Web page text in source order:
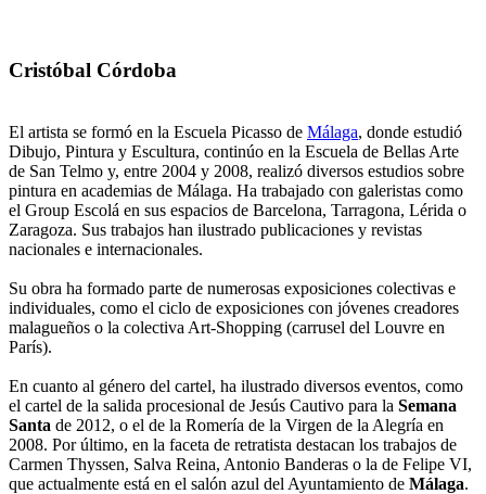
Cristóbal Córdoba
El artista se formó en la Escuela Picasso de Málaga, donde estudió
Dibujo, Pintura y Escultura, continúo en la Escuela de Bellas Arte
de San Telmo y, entre 2004 y 2008, realizó diversos estudios sobre
pintura en academias de Málaga. Ha trabajado con galeristas como
el Group Escolá en sus espacios de Barcelona, Tarragona, Lérida o
Zaragoza. Sus trabajos han ilustrado publicaciones y revistas
nacionales e internacionales.
Su obra ha formado parte de numerosas exposiciones colectivas e
individuales, como el ciclo de exposiciones con jóvenes creadores
malagueños o la colectiva Art-Shopping (carrusel del Louvre en
París).
En cuanto al género del cartel, ha ilustrado diversos eventos, como
el cartel de la salida procesional de Jesús Cautivo para la Semana
Santa de 2012, o el de la Romería de la Virgen de la Alegría en
2008. Por último, en la faceta de retratista destacan los trabajos de
Carmen Thyssen, Salva Reina, Antonio Banderas o la de Felipe VI,
que actualmente está en el salón azul del Ayuntamiento de Málaga.